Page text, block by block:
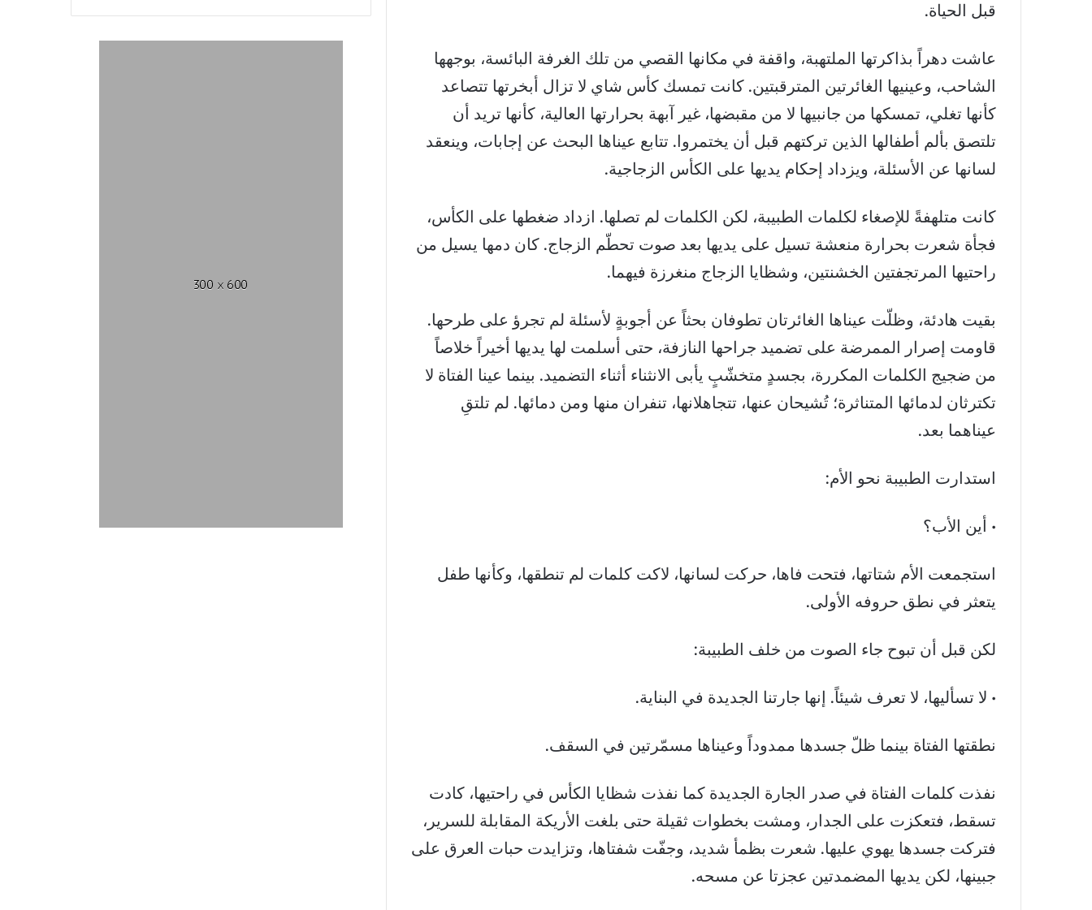
قبل الحياة.
عاشت دهراً بذاكرتها الملتهبة، واقفة في مكانها القصي من تلك الغرفة البائسة، بوجهها
الشاحب، وعينيها الغائرتين المترقبتين. كانت تمسك كأس شاي لا تزال أبخرتها تتصاعد
كأنها تغلي، تمسكها من جانبيها لا من مقبضها، غير آبهة بحرارتها العالية، كأنها تريد أن
تلتصق بألم أطفالها الذين تركتهم قبل أن يختمروا. تتابع عيناها البحث عن إجابات، وينعقد
لسانها عن الأسئلة، ويزداد إحكام يديها على الكأس الزجاجية.
كانت متلهفةً للإصغاء لكلمات الطبيبة، لكن الكلمات لم تصلها. ازداد ضغطها على الكأس،
فجأة شعرت بحرارة منعشة تسيل على يديها بعد صوت تحطّم الزجاج. كان دمها يسيل من
راحتيها المرتجفتين الخشنتين، وشظايا الزجاج منغرزة فيهما.
بقيت هادئة، وظلّت عيناها الغائرتان تطوفان بحثاً عن أجوبةٍ لأسئلة لم تجرؤ على طرحها.
قاومت إصرار الممرضة على تضميد جراحها النازفة، حتى أسلمت لها يديها أخيراً خلاصاً
من ضجيج الكلمات المكررة، بجسدٍ متخشّبٍ يأبى الانثناء أثناء التضميد. بينما عينا الفتاة لا
تكترثان لدمائها المتناثرة؛ تُشيحان عنها، تتجاهلانها، تنفران منها ومن دمائها. لم تلتقِ
عيناهما بعد.
استدارت الطبيبة نحو الأم:
• أين الأب؟
استجمعت الأم شتاتها، فتحت فاها، حركت لسانها، لاكت كلمات لم تنطقها، وكأنها طفل
يتعثر في نطق حروفه الأولى.
لكن قبل أن تبوح جاء الصوت من خلف الطبيبة:
• لا تسأليها، لا تعرف شيئاً. إنها جارتنا الجديدة في البناية.
نطقتها الفتاة بينما ظلّ جسدها ممدوداً وعيناها مسمّرتين في السقف.
نفذت كلمات الفتاة في صدر الجارة الجديدة كما نفذت شظايا الكأس في راحتيها، كادت
تسقط، فتعكزت على الجدار، ومشت بخطوات ثقيلة حتى بلغت الأريكة المقابلة للسرير،
فتركت جسدها يهوي عليها. شعرت بظمأ شديد، وجفّت شفتاها، وتزايدت حبات العرق على
جبينها، لكن يديها المضمدتين عجزتا عن مسحه.